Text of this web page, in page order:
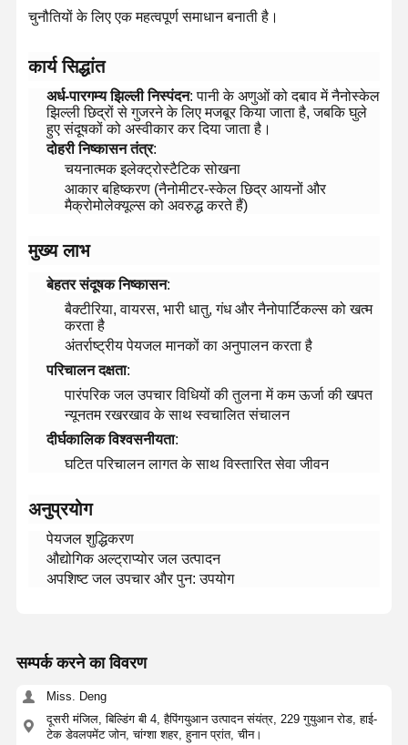
घर
चुनौतियों के लिए एक महत्वपूर्ण समाधान बनाती है।
​कार्य सिद्धांत​
​अर्ध-पारगम्य झिल्ली निस्पंदन​​: पानी के अणुओं को दबाव में नैनोस्केल
झिल्ली छिद्रों से गुजरने के लिए मजबूर किया जाता है, जबकि घुले
हुए संदूषकों को अस्वीकार कर दिया जाता है।
​दोहरी निष्कासन तंत्र​​:
चयनात्मक इलेक्ट्रोस्टैटिक सोखना
आकार बहिष्करण (नैनोमीटर-स्केल छिद्र आयनों और
मैक्रोमोलेक्यूल्स को अवरुद्ध करते हैं)
​मुख्य लाभ​
​बेहतर संदूषक निष्कासन​​:
बैक्टीरिया, वायरस, भारी धातु, गंध और नैनोपार्टिकल्स को खत्म
करता है
अंतर्राष्ट्रीय पेयजल मानकों का अनुपालन करता है
​परिचालन दक्षता​​:
पारंपरिक जल उपचार विधियों की तुलना में कम ऊर्जा की खपत
न्यूनतम रखरखाव के साथ स्वचालित संचालन
​दीर्घकालिक विश्वसनीयता​​:
घटित परिचालन लागत के साथ विस्तारित सेवा जीवन
​अनुप्रयोग​
पेयजल शुद्धिकरण
औद्योगिक अल्ट्राप्योर जल उत्पादन
अपशिष्ट जल उपचार और पुन: उपयोग
सम्पर्क करने का विवरण
Miss. Deng
दूसरी मंजिल, बिल्डिंग बी 4, हैपिंगयुआन उत्पादन संयंत्र, 229 गुयुआन रोड, हाई-
टेक डेवलपमेंट जोन, चांग्शा शहर, हुनान प्रांत, चीन।